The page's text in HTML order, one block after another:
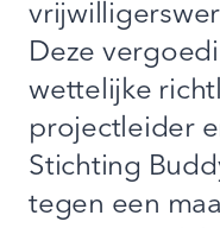
Deze
wettelijke
projectleider
Stichting
tegen een